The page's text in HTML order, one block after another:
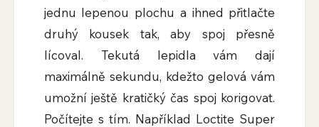
jednu lepenou plochu a ihned přitlačte
druhý kousek tak, aby spoj přesně
lícoval. Tekutá lepidla vám dají
maximálně sekundu, kdežto gelová vám
umožní ještě kratičký čas spoj korigovat.
Počítejte s tím. Například Loctite Super